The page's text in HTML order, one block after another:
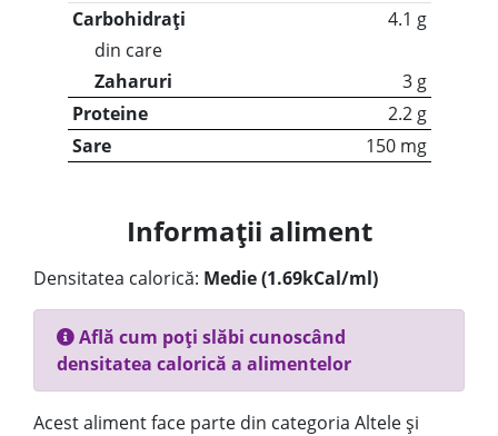
Carbohidrați
4.1 g
din care
Zaharuri
3 g
Proteine
2.2 g
Sare
150 mg
Informații aliment
Densitatea calorică: Medie (1.69kCal/ml)
Află cum poți slăbi cunoscând
densitatea calorică a alimentelor
Acest aliment face parte din categoria Altele și